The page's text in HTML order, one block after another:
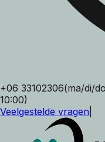
+06 33102306(ma/di/
10:00)
Veelgestelde vragen